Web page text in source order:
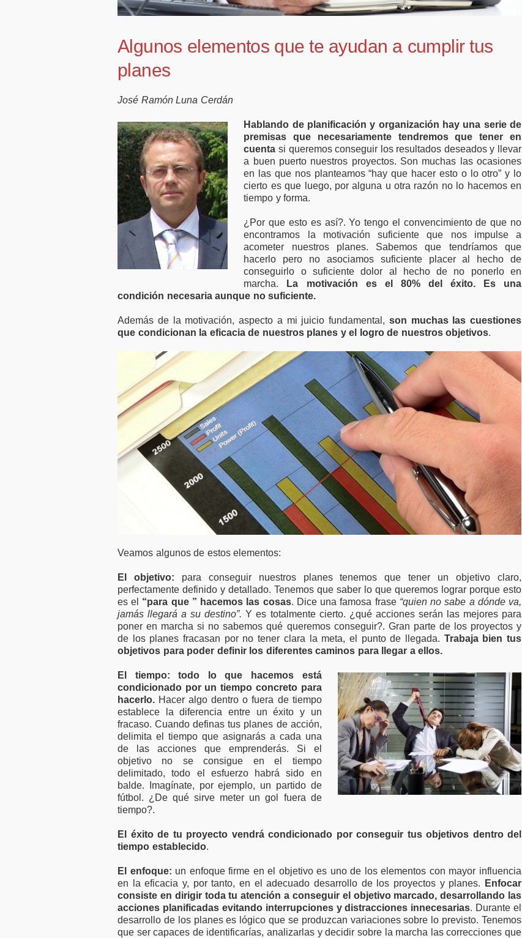
Algunos elementos que te ayudan a cumplir tus
planes
José Ramón Luna Cerdán
Hablando de planificación y organización hay una serie de
premisas que necesariamente tendremos que tener en
cuenta si queremos conseguir los resultados deseados y llevar
a buen puerto nuestros proyectos. Son muchas las ocasiones
en las que nos planteamos “hay que hacer esto o lo otro” y lo
cierto es que luego, por alguna u otra razón no lo hacemos en
tiempo y forma.
¿Por que esto es así?. Yo tengo el convencimiento de que no
encontramos la motivación suficiente que nos impulse a
acometer nuestros planes. Sabemos que tendríamos que
hacerlo pero no asociamos suficiente placer al hecho de
conseguirlo o suficiente dolor al hecho de no ponerlo en
marcha.
La motivación es el 80% del éxito. Es una
condición necesaria aunque no suficiente.
Además de la motivación, aspecto a mi juicio fundamental, son muchas las cuestiones
que condicionan la eficacia de nuestros planes y el logro de nuestros objetivos.
Veamos algunos de estos elementos:
El objetivo: para conseguir nuestros planes tenemos que tener un objetivo claro,
perfectamente definido y detallado. Tenemos que saber lo que queremos lograr porque esto
es el “para que ” hacemos las cosas. Dice una famosa frase “quien no sabe a dónde va,
jamás llegará a su destino”. Y es totalmente cierto. ¿qué acciones serán las mejores para
poner en marcha si no sabemos qué queremos conseguir?. Gran parte de los proyectos y
de los planes fracasan por no tener clara la meta, el punto de llegada. Trabaja bien tus
objetivos para poder definir los diferentes caminos para llegar a ellos.
El tiempo: todo lo que hacemos está
condicionado por un tiempo concreto para
hacerlo. Hacer algo dentro o fuera de tiempo
establece la diferencia entre un éxito y un
fracaso. Cuando definas tus planes de acción,
delimita el tiempo que asignarás a cada una
de las acciones que emprenderás. Si el
objetivo no se consigue en el tiempo
delimitado, todo el esfuerzo habrá sido en
balde. Imagínate, por ejemplo, un partido de
fútbol. ¿De qué sirve meter un gol fuera de
tiempo?.
El éxito de tu proyecto vendrá condicionado por conseguir tus objetivos dentro del
tiempo establecido.
El enfoque: un enfoque firme en el objetivo es uno de los elementos con mayor influencia
en la eficacia y, por tanto, en el adecuado desarrollo de los proyectos y planes.
Enfocar
consiste en dirigir toda tu atención a conseguir el objetivo marcado, desarrollando las
acciones planificadas evitando interrupciones y distracciones innecesarias. Durante el
desarrollo de los planes es lógico que se produzcan variaciones sobre lo previsto. Tenemos
que ser capaces de identificarías, analizarlas y decidir sobre la marcha las correcciones que
50.000 millones en
empresas y pymes
favor de ampliar el
vivienda en la costa